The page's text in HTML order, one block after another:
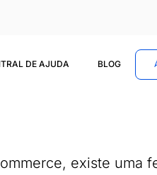
DE AJUDA BLOG
existe uma